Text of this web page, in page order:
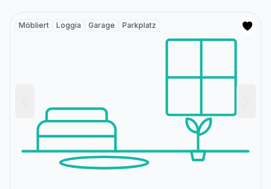
Möbliert Loggia Garage Parkplatz